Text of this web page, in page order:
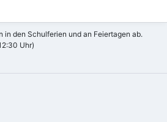
in den Schulferien und an Feiertagen ab.
Uhr)